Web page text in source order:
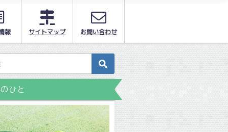
報 サイトマップ お問い合わせ
ひと